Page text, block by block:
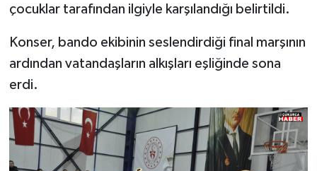
çocuklar tarafından ilgiyle karşılandığı belirtildi.
Konser, bando ekibinin seslendirdiği final marşının
ardından vatandaşların alkışları eşliğinde sona
erdi.